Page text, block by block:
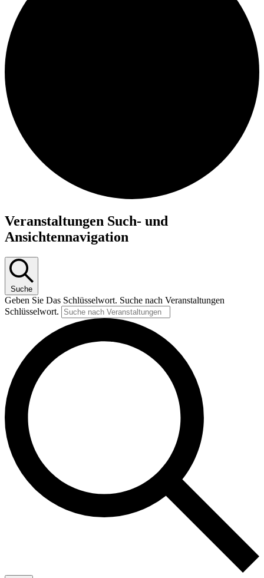
Veranstaltungen Such- und
Ansichtennavigation
Suche
Geben Sie Das Schlüsselwort. Suche nach Veranstaltungen
Schlüsselwort.